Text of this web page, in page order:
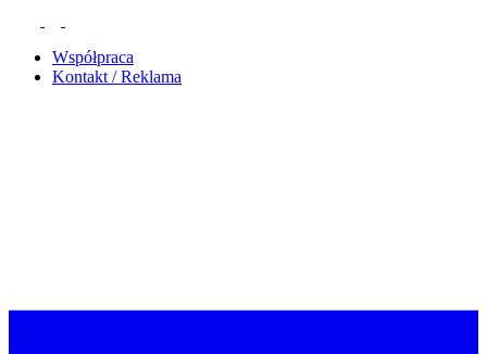
Współpraca
Kontakt / Reklama